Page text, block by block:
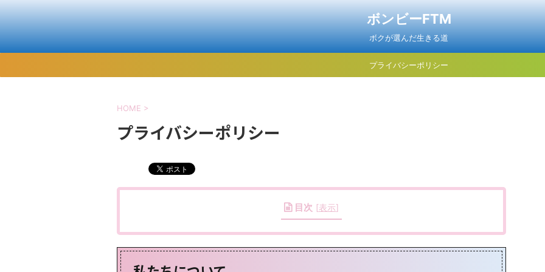
ボンビーFTM
ボクが選んだ生きる道
プライバシーポリシー
HOME >
プライバシーポリシー
目次 [表示]